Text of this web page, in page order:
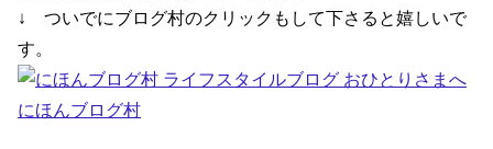
↓ ついでにブログ村のクリックもして下さると嬉しいで
す。
にほんブログ村